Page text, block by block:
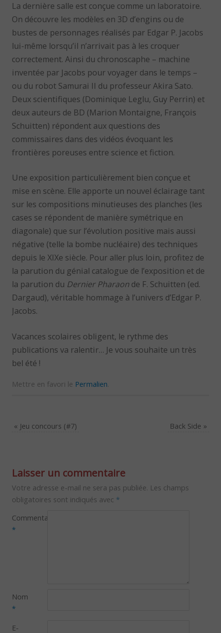
La dernière salle est conçue comme un laboratoire.
On découvre les modèles en 3D d’engins ou de
bustes de personnages réalisés par Edgar P. Jacobs
lui-même lorsqu’il n’arrivait pas à les croquer
correctement. Ainsi du chronoscaphe – machine
inventée par Jacobs pour voyager dans le temps –
ou du robot Samurai II du professeur Akira Sato.
Deux scientifiques (Dominique Leglu, Guy Perrin) et
deux auteurs de BD (Marion Montaigne, François
Schuitten) répondent aux questions des
commissaires dans des vidéos évoquant les
frontières poreuses entre science et fiction.
Une exposition particulièrement bien conçue et
mise en scène. Elle apporte un nouvel éclairage tant
sur les compositions minutieuses des planches (les
cases se répondent de manière symétrique en
diagonale) que sur l’évolution positive mais aussi
négative (telle la bombe nucléaire) des techniques
depuis le XIXe siècle. Pour aller plus loin, profitez de
la parution du génial catalogue de l’exposition et de
la parution du Dernier Pharaon de F. Schuitten (ed.
Dargaud), véritable hommage à l’univers d’Edgar P.
Jacobs.
Vacances scolaires obligent, le rythme des
publications va ralentir… Je vous souhaite un très
bel été !
Mettre en favori le Permalien
« Jeu concours (#7) Back Side »
Laisser un commentaire
Votre adresse e-mail ne sera pas publiée. Les champs
obligatoires sont indiqués avec *
Commentaire
*
Nom
*
E-